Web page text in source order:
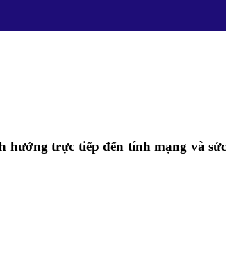
hưởng trực tiếp đến tính mạng và sức